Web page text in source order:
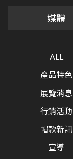
媒體
ALL
產品特色
展覽消息
行銷活動
帽款新訊
宣導